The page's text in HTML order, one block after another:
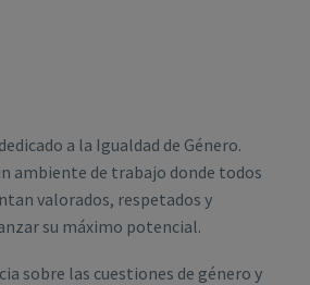
a la Igualdad de Género.
ambiente de trabajo donde todos
valorados, respetados y
su máximo potencial.
sobre las cuestiones de género y